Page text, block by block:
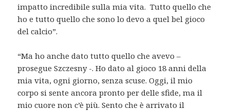
impatto incredibile sulla mia vita. Tutto quello che
ho e tutto quello che sono lo devo a quel bel gioco
del calcio”.
“Ma ho anche dato tutto quello che avevo –
prosegue Szczesny -. Ho dato al gioco 18 anni della
mia vita, ogni giorno, senza scuse. Oggi, il mio
corpo si sente ancora pronto per delle sfide, ma il
mio cuore non c’è più. Sento che è arrivato il